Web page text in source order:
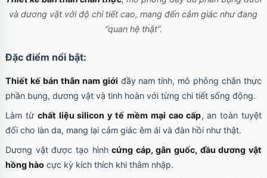
và dương vật với độ chi tiết cao, mang đến cảm giác như đang
“quan hệ thật”.
Đặc điểm nổi bật:
Thiết kế bán thân nam giới đầy nam tính, mô phỏng chân thực
phần bụng, dương vật và tinh hoàn với từng chi tiết sống động.
Làm từ chất liệu silicon y tế mềm mại cao cấp, an toàn tuyệt
đối cho làn da, mang lại cảm giác êm ái và đàn hồi như thật.
Dương vật được tạo hìnhcứng cáp, gân guốc, đầu dương vật
hồng hàocực kỳ kích thích khi thâm nhập.